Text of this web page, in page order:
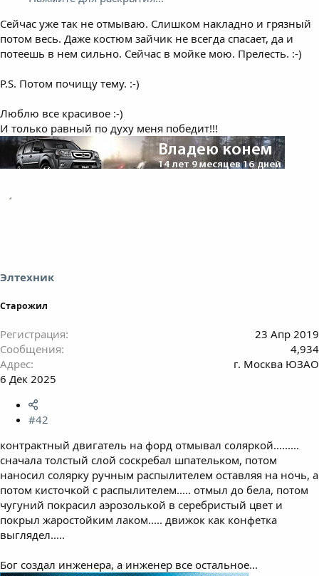
Сейчас уже так не отмываю. Слишком накладно и грязный
потом весь. Даже костюм зайчик не всегда спасает, да и
потеешь в нем сильно. Сейчас в мойке мою. Прелесть. :-)
P.S. Потом почищу тему. :-)
Люблю все красивое :-)
И только равный по духу меня победит!!!
Элтехник
Старожил
Регистрация
23 Апр 2019
Сообщения
4,934
Адрес
г. Москва ЮЗАО
6 Дек 2025
#42
контрактный двигатель на форд отмывал соляркой.........
сначала толстый слой соскребал шпательком, потом
наносил солярку ручным распылителем оставляя на ночь, а
потом кисточкой с распылителем..... отмыл до бела, потом
чугуний покрасил аэрозолькой в серебристый цвет и
покрыл жаростойким лаком..... движок как конфетка
выглядел.....
Бог создал инженера, а инженер все остальное...